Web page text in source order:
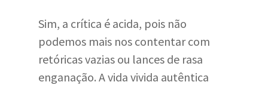
Sim, a crítica é acida, pois não
podemos mais nos contentar com
retóricas vazias ou lances de rasa
enganação. A vida vivida autêntica